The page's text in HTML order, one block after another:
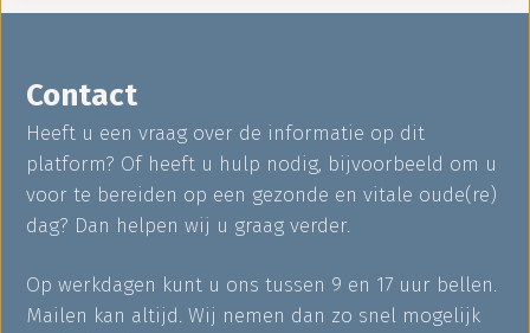
Contact
Heeft u een vraag over de informatie op dit
platform? Of heeft u hulp nodig, bijvoorbeeld om u
voor te bereiden op een gezonde en vitale oude(re)
dag? Dan helpen wij u graag verder.
Op werkdagen kunt u ons tussen 9 en 17 uur bellen.
Mailen kan altijd. Wij nemen dan zo snel mogelijk